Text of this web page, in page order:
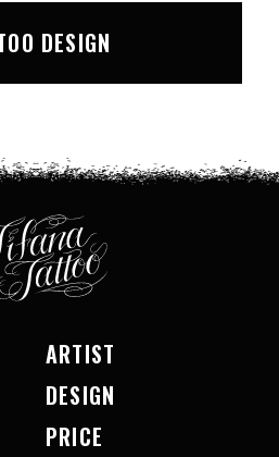
DESIGN
ARTIST
DESIGN
PRICE